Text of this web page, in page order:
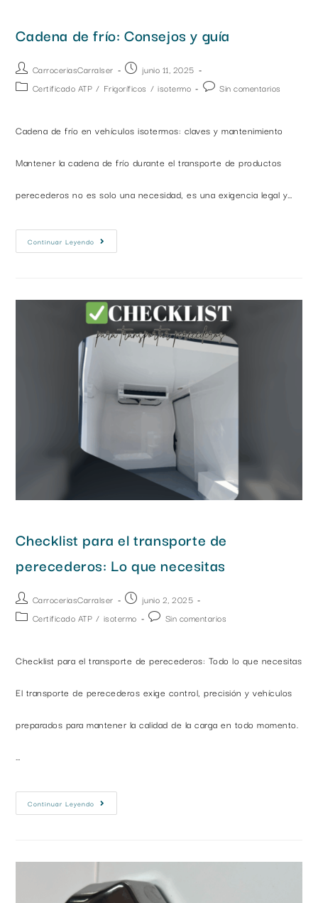
Cadena de frío: Consejos y guía
CarroceriasCarralser
junio 11, 2025
Certificado ATP / Frigoríficos / isotermo Sin comentarios
Cadena de frío en vehículos isotermos: claves y mantenimiento
Mantener la cadena de frío durante el transporte de productos
perecederos no es solo una necesidad, es una exigencia legal y…
Continuar Leyendo
Checklist para el transporte de
perecederos: Lo que necesitas
CarroceriasCarralser
junio 2, 2025
Certificado ATP / isotermo Sin comentarios
Checklist para el transporte de perecederos: Todo lo que necesitas
El transporte de perecederos exige control, precisión y vehículos
preparados para mantener la calidad de la carga en todo momento.
…
Continuar Leyendo